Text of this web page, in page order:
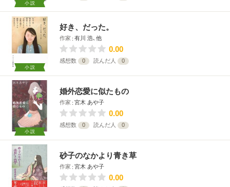
小説
小説
好き、だった。
作家 有川 浩､他
0.00
感想数 0 読んだ人 0
小説
婚外恋愛に似たもの
作家 宮木 あや子
0.00
感想数 0 読んだ人 0
砂子のなかより青き草
作家 宮木 あや子
0.00